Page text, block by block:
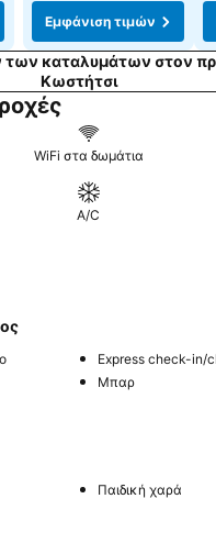
Εμφάνιση τιμών
καταλυμάτων στον
Κωστήτσι
WiFi στα δωμάτια
A/C
Express check-in/
Μπαρ
Παιδική χαρά